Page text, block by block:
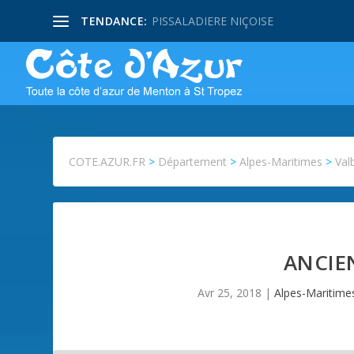
TENDANCE: PISSALADIERE NIÇOISE
COTE.AZUR.FR > Département >Alpes-Maritimes >
Avr 25, 2018 | Alpes-